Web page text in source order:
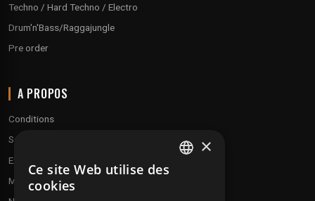
Techno / Hard Techno / Electro
Drum'n'Bass/Raggajungle
Pre order
A PROPOS
Conditions
Service client
Expédition & retours
Modes de paiement
×
Ce site Web utilise des
cookies